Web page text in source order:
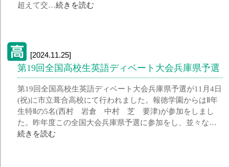
超えて交…続きを読む
[2024.11.25]
第19回全国高校生英語ディベート大会兵庫県予選
第19回全国高校生英語ディベート大会兵庫県予選が11月4日
(祝)に市立葺合高校にて行われました。報徳学園からはⅡ年
生特Ⅱの5名(西村 岩倉 中村 芝 要津)が参加をしまし
た。昨年度この全国大会兵庫県予選に参加をし、並々な…
続きを読む